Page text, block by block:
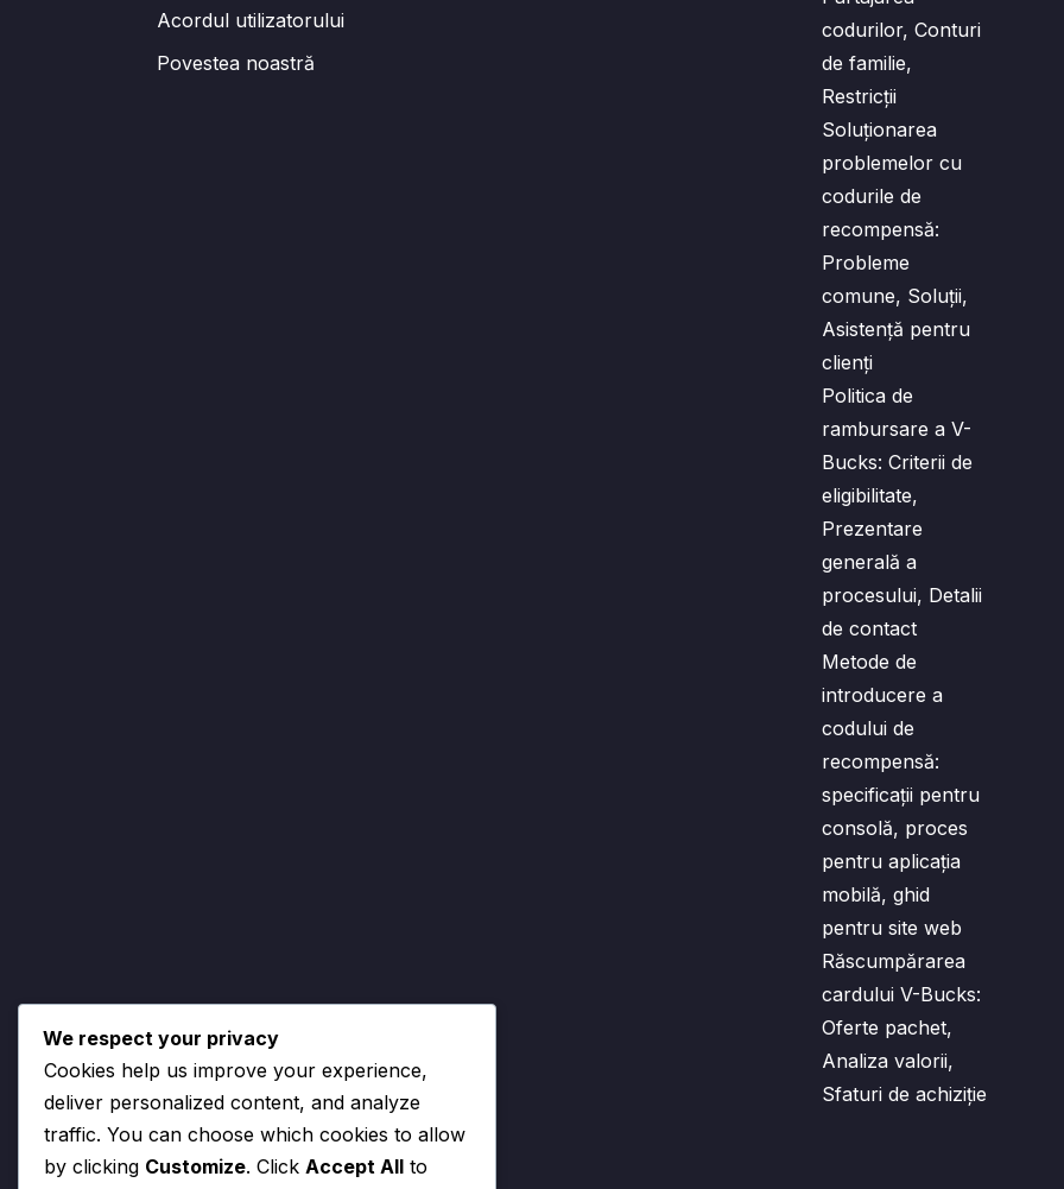
Acordul utilizatorului
Povestea noastră
codurilor, Conturi
de familie,
Restricții
Soluționarea
problemelor cu
codurile de
recompensă:
Probleme
comune, Soluții,
Asistență pentru
clienți
Politica de
rambursare a V-
Bucks: Criterii de
eligibilitate,
Prezentare
generală a
procesului, Detalii
de contact
Metode de
introducere a
codului de
recompensă:
specificații pentru
consolă, proces
pentru aplicația
mobilă, ghid
pentru site web
Răscumpărarea
cardului V-Bucks:
Oferte pachet,
Analiza valorii,
Sfaturi de achiziție
We respect your privacy
Cookies help us improve your experience,
deliver personalized content, and analyze
traffic. You can choose which cookies to allow
by clicking Customize. Click Accept All to